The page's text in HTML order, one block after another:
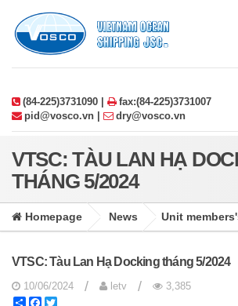
(84-225)3731090 |
fax:(84-225)3731007
pid@vosco.vn |
dry@vosco.vn
VTSC: TÀU LAN HẠ
THÁNG 5/2024
Homepage News Unit
VTSC: Tàu Lan Hạ Docking tháng 5/2024
10/06/2024 / letv /
3,385
ShareFacebook